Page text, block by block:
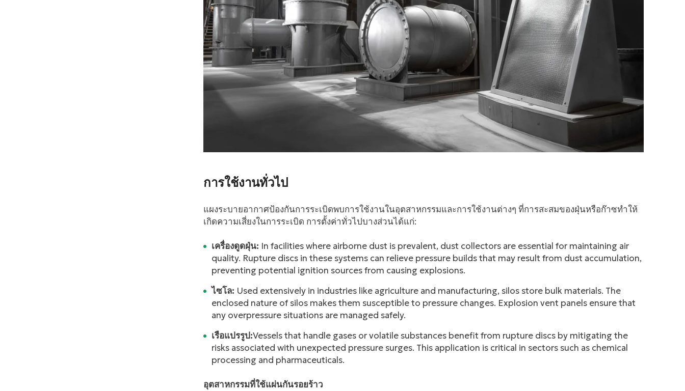
การใช้งานทั่วไป
แผงระบายอากาศป้องกันการระเบิดพบการใช้งานในอุตสาหกรรมและการใช้งานต่างๆ ที่การสะสมของฝุ่นหรือก๊าซทำให้
เกิดความเสี่ยงในการระเบิด การตั้งค่าทั่วไปบางส่วนได้แก่:
เครื่องดูดฝุ่น: In facilities where airborne dust is prevalent, dust collectors are essential for maintaining air
quality. Rupture discs in these systems can relieve pressure builds that may result from dust accumulation,
preventing potential ignition sources from causing explosions.
ไซโล: Used extensively in industries like agriculture and manufacturing, silos store bulk materials. The
enclosed nature of silos makes them susceptible to pressure changes. Explosion vent panels ensure that
any overpressure situations are managed safely.
เรือแปรรูป:Vessels that handle gases or volatile substances benefit from rupture discs by mitigating the
risks associated with unexpected pressure surges. This application is critical in sectors such as chemical
processing and pharmaceuticals.
อุตสาหกรรมที่ใช้แผ่นกันรอยร้าว